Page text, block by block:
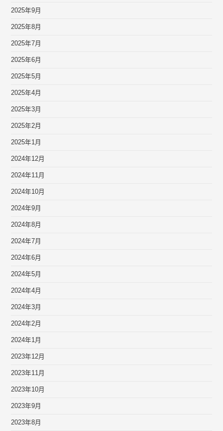
2025年9月
2025年8月
2025年7月
2025年6月
2025年5月
2025年4月
2025年3月
2025年2月
2025年1月
2024年12月
2024年11月
2024年10月
2024年9月
2024年8月
2024年7月
2024年6月
2024年5月
2024年4月
2024年3月
2024年2月
2024年1月
2023年12月
2023年11月
2023年10月
2023年9月
2023年8月